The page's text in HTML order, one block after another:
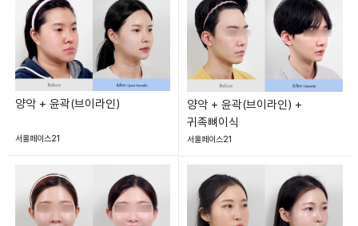
양악 + 윤곽(브이라인)
서울페이스21
양악 + 윤곽(브이라인) +
귀족뼈이식
서울페이스21